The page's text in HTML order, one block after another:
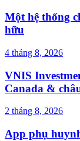
Một hệ thống
hữu
4 tháng 8, 2026
VNIS
Canada &
2 tháng 8, 2026
App phụ